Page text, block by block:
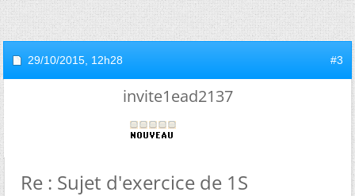
29/10/2015, 12h28 #3
invite1ead2137
Re : Sujet d'exercice de 1S